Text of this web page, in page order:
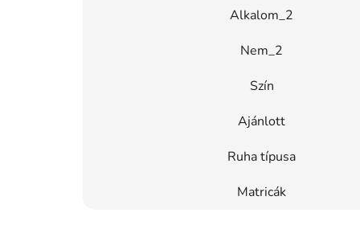
Alkalom_2
Nem_2
Szín
Ajánlott
Ruha típusa
Matricák